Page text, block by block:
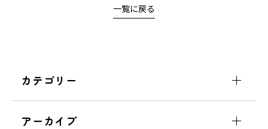
一覧に戻る
カテゴリー
アーカイブ